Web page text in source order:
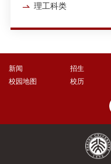
理工科类
新闻 招生
校园地图
校历